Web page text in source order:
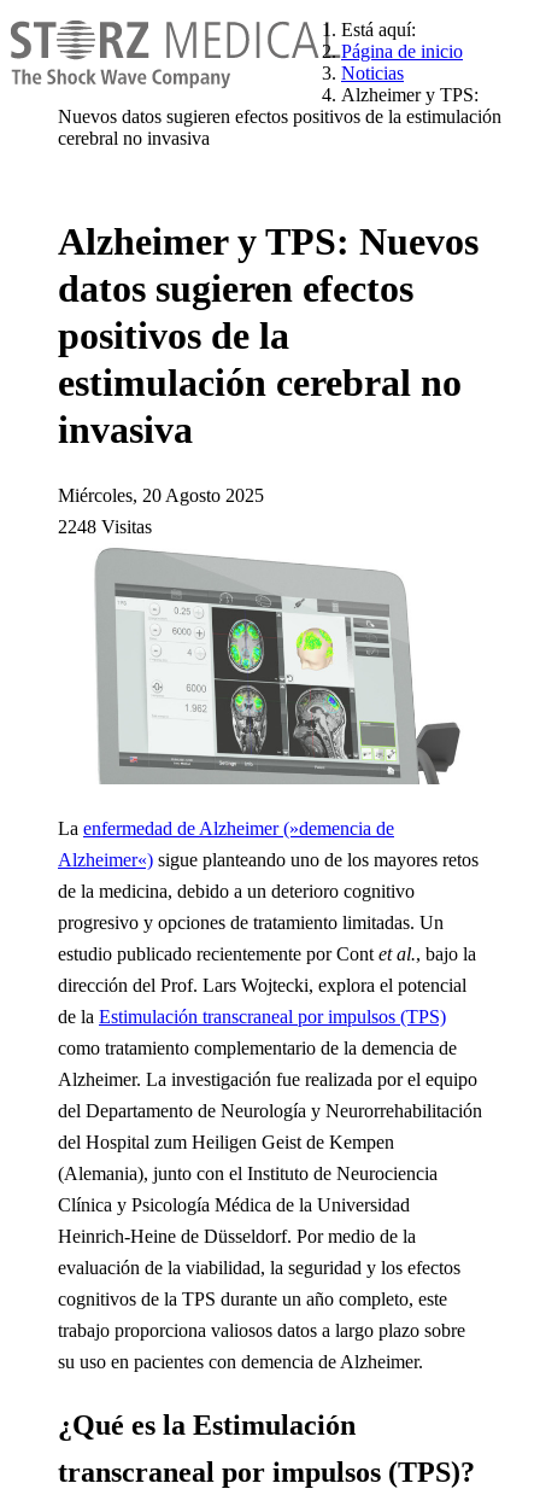
Está aquí:
Página de inicio
Noticias
Alzheimer y TPS:
Nuevos datos sugieren efectos positivos de la estimulación
cerebral no invasiva
Alzheimer y TPS: Nuevos
datos sugieren efectos
positivos de la
estimulación cerebral no
invasiva
Miércoles, 20 Agosto 2025
2248 Visitas
La enfermedad de Alzheimer (»demencia de
Alzheimer«) sigue planteando uno de los mayores retos
de la medicina, debido a un deterioro cognitivo
progresivo y opciones de tratamiento limitadas. Un
estudio publicado recientemente por Cont et al., bajo la
dirección del Prof. Lars Wojtecki, explora el potencial
de la Estimulación transcraneal por impulsos (TPS)
como tratamiento complementario de la demencia de
Alzheimer. La investigación fue realizada por el equipo
del Departamento de Neurología y Neurorrehabilitación
del Hospital zum Heiligen Geist de Kempen
(Alemania), junto con el Instituto de Neurociencia
Clínica y Psicología Médica de la Universidad
Heinrich-Heine de Düsseldorf. Por medio de la
evaluación de la viabilidad, la seguridad y los efectos
cognitivos de la TPS durante un año completo, este
trabajo proporciona valiosos datos a largo plazo sobre
su uso en pacientes con demencia de Alzheimer.
¿Qué es la Estimulación
transcraneal por impulsos (TPS)?